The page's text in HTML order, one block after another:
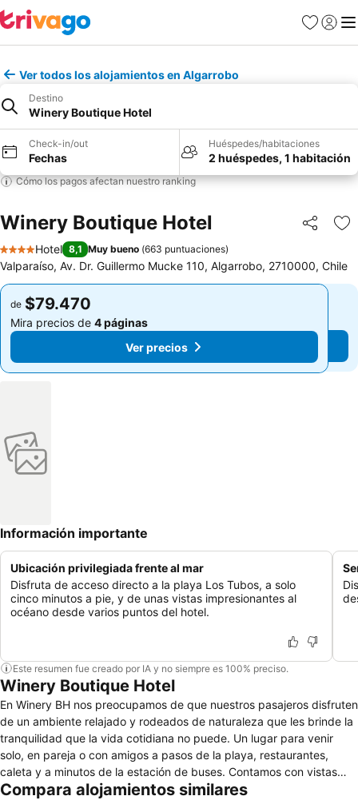
Favoritos
Iniciar
Ver todos los alojamientos en Algarrobo
Destino
Winery Boutique Hotel
Check-in/out
Fechas
Huéspedes/habitaciones
2 huéspedes, 1 habitación
Cómo los pagos afectan nuestro ranking
Winery Boutique Hotel Compartir
4 Estrellas
Hotel 8,1 Muy bueno (663 puntuaciones)
Valparaíso, Av. Dr. Guillermo Mucke 110, Algarrobo, 2710000, Chile
de $79.470
Mira precios de 4 páginas
Ver precios
de $79.470
Mira precios de 4 páginas
Ver precios
Información importante
Ubicación privilegiada frente al mar
Disfruta de acceso directo a la playa Los Tubos, a solo
cinco minutos a pie, y de unas vistas impresionantes al
océano desde varios puntos del hotel.
Este resumen fue creado por IA y no siempre es 100% preciso.
Winery Boutique Hotel
En Winery BH nos preocupamos de que nuestros pasajeros disfruten
de un ambiente relajado y rodeados de naturaleza que les brinde la
tranquilidad que la vida cotidiana no puede. Un lugar para venir
solo, en pareja o con amigos a pasos de la playa, restaurantes,
caleta y a minutos de la estación de buses. Contamos con vistas
completas al maravilloso Océano Pacifico, estacionamiento privado
Compara alojamientos similares